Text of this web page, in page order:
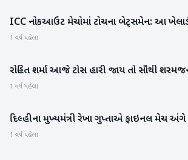
રમતગમત
ICC નોકઆઉટ મેચોમાં ટોચના બેટ્સમેન: આ
1 વર્ષ પહેલા
રમતગમત
રોહિત શર્મા આજે ટોસ હારી જાય તો સૌથી
1 વર્ષ પહેલા
રાષ્ટ્રીય
દિલ્હીના મુખ્યમંત્રી રેખા ગુપ્તાએ ફાઇનલ મેચ અંગે
1 વર્ષ પહેલા